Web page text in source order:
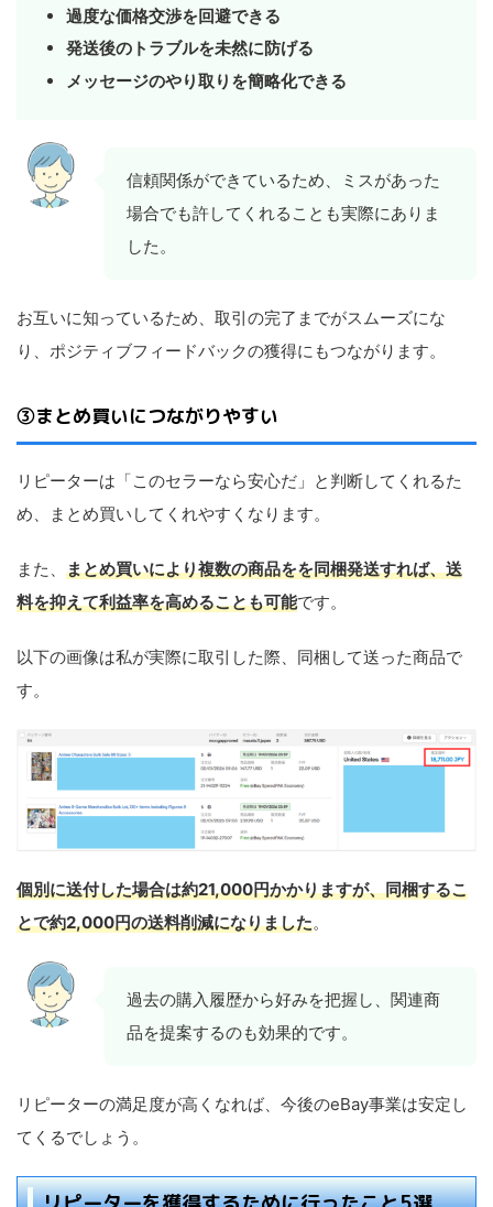
過度な価格交渉を回避できる
発送後のトラブルを未然に防げる
メッセージのやり取りを簡略化できる
信頼関係ができているため、ミスがあった
場合でも許してくれることも実際にありま
した。
お互いに知っているため、取引の完了までがスムーズにな
り、ポジティブフィードバックの獲得にもつながります。
③まとめ買いにつながりやすい
リピーターは「このセラーなら安心だ」と判断してくれるた
め、まとめ買いしてくれやすくなります。
また、 まとめ買いにより複数の商品をを同梱発送すれば、送
料を抑えて利益率を高めることも可能です。
以下の画像は私が実際に取引した際、同梱して送った商品で
す。
個別に送付した場合は約21,000円かかりますが、同梱するこ
とで約2,000円の送料削減になりました。
過去の購入履歴から好みを把握し、関連商
品を提案するのも効果的です。
リピーターの満足度が高くなれば、今後のeBay事業は安定し
てくるでしょう。